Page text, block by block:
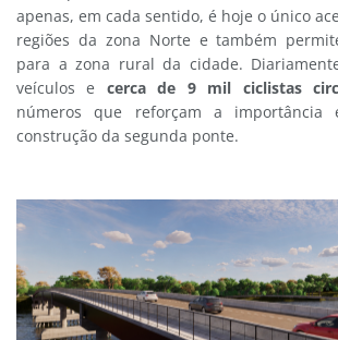
apenas, em cada sentido, é hoje o único
regiões da zona Norte e também
para a zona rural da cidade.
veículos e cerca de 9 mil ciclistas
números que reforçam a
construção da segunda ponte.